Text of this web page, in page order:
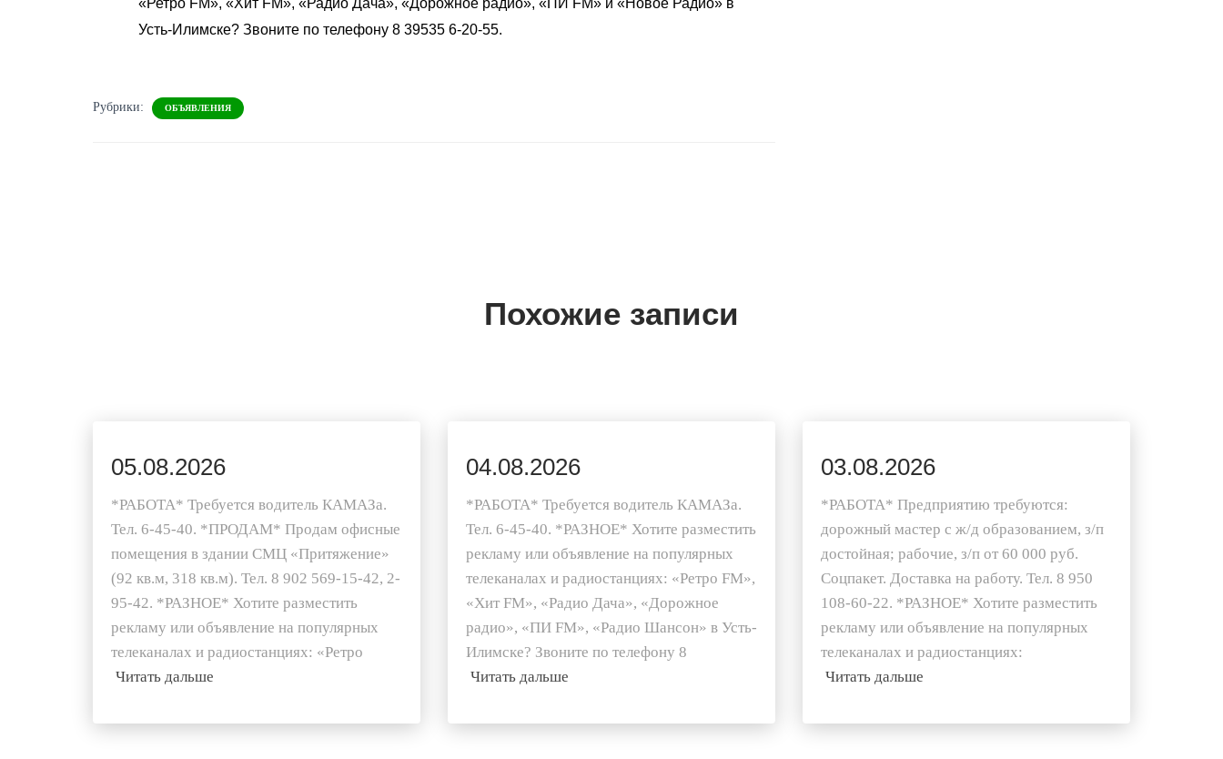
Усть-Илимске? Звоните по телефону 8 39535 6-20-55.
Рубрики: ОБЪЯВЛЕНИЯ
Похожие записи
05.08.2026
*РАБОТА* Требуется водитель КАМАЗа.
Тел. 6-45-40. *ПРОДАМ* Продам офисные
помещения в здании СМЦ «Притяжение»
(92 кв.м, 318 кв.м). Тел. 8 902 569-15-42, 2-
95-42. *РАЗНОЕ* Хотите разместить
рекламу или объявление на популярных
телеканалах и радиостанциях: «Ретро
Читать дальше
04.08.2026
*РАБОТА* Требуется водитель КАМАЗа.
Тел. 6-45-40. *РАЗНОЕ* Хотите разместить
рекламу или объявление на популярных
телеканалах и радиостанциях: «Ретро FM»,
«Хит FM», «Радио Дача», «Дорожное
радио», «ПИ FM», «Радио Шансон» в Усть-
Илимске? Звоните по телефону 8
Читать дальше
03.08.2026
*РАБОТА* Предприятию требуются:
дорожный мастер с ж/д образованием, з/п
достойная; рабочие, з/п от 60 000 руб.
Соцпакет. Доставка на работу. Тел. 8 950
108-60-22. *РАЗНОЕ* Хотите разместить
рекламу или объявление на популярных
телеканалах и радиостанциях:
Читать дальше